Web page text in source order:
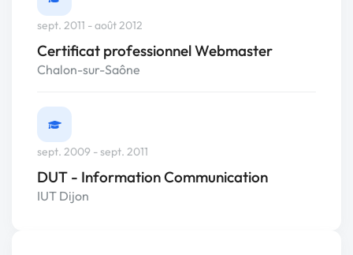
sept. 2011 - août 2012
Certificat professionnel Webmaster
Chalon-sur-Saône
sept. 2009 - sept. 2011
DUT - Information Communication
IUT Dijon